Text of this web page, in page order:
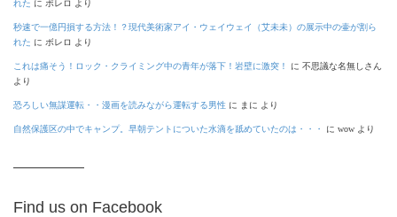
れた に ボレロ より
秒速で一億円損する方法！？現代美術家アイ・ウェイウェイ（艾未未）の展示中の壷が割ら
れた に ボレロ より
これは痛そう！ロック・クライミング中の青年が落下！岩壁に激突！ に 不思議な名無しさん
より
恐ろしい無謀運転・・漫画を読みながら運転する男性 に まに より
自然保護区の中でキャンプ。早朝テントについた水滴を舐めていたのは・・・ に wow より
Find us on Facebook